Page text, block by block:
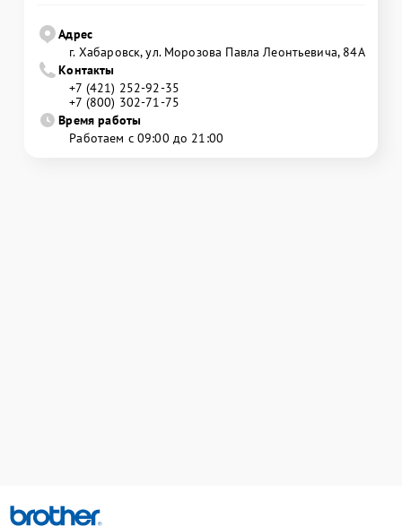
Адрес
г. Хабаровск, ул. Морозова Павла Леонтьевича, 84А
Контакты
+7 (421) 252-92-35
+7 (800) 302-71-75
Время работы
Работаем с 09:00 до 21:00